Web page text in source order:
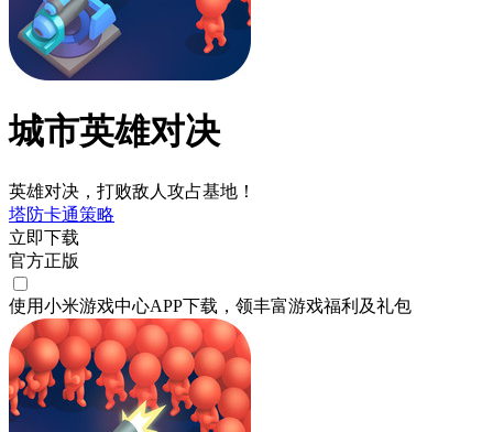
城市英雄对决
英雄对决，打败敌人攻占基地！
塔防卡通策略
立即下载
官方正版
使用小米游戏中心APP下载 ，领丰富游戏福利 及礼包